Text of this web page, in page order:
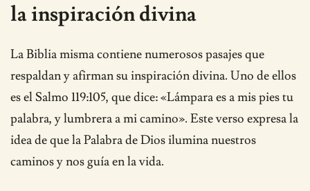
la inspiración divina
La Biblia misma contiene numerosos pasajes que
respaldan y afirman su inspiración divina. Uno de ellos
es el Salmo 119:105, que dice: «Lámpara es a mis pies tu
palabra, y lumbrera a mi camino». Este verso expresa la
idea de que la Palabra de Dios ilumina nuestros
caminos y nos guía en la vida.